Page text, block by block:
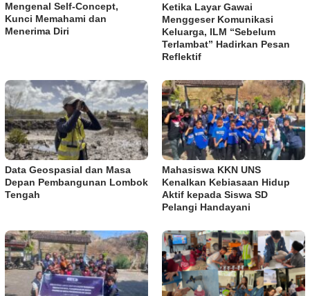
Mengenal Self-Concept,
Kunci Memahami dan
Menerima Diri
Ketika Layar Gawai
Menggeser Komunikasi
Keluarga, ILM “Sebelum
Terlambat” Hadirkan Pesan
Reflektif
Data Geospasial dan Masa
Depan Pembangunan Lombok
Tengah
Mahasiswa KKN UNS
Kenalkan Kebiasaan Hidup
Aktif kepada Siswa SD
Pelangi Handayani